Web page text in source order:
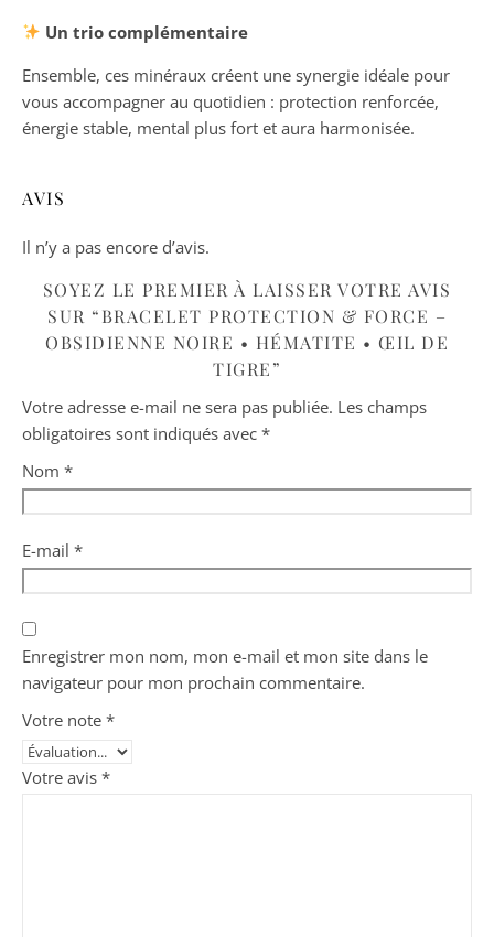
Un trio complémentaire
Ensemble, ces minéraux créent une synergie idéale pour
vous accompagner au quotidien : protection renforcée,
énergie stable, mental plus fort et aura harmonisée.
AVIS
Il n’y a pas encore d’avis.
SOYEZ LE PREMIER À LAISSER VOTRE AVIS
SUR “BRACELET PROTECTION & FORCE –
OBSIDIENNE NOIRE • HÉMATITE • ŒIL DE
TIGRE”
Votre adresse e-mail ne sera pas publiée. Les champs
obligatoires sont indiqués avec *
Nom *
E-mail *
Enregistrer mon nom, mon e-mail et mon site dans le
navigateur pour mon prochain commentaire.
Votre note *
Votre avis *